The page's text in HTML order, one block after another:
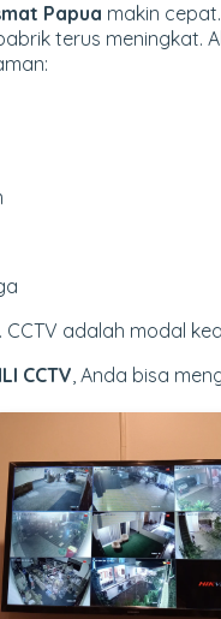
Papua makin
terus meningkat.
CCTV adalah modal
CCTV, Anda bisa